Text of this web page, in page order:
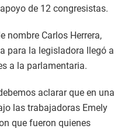
de 12 congresistas.
nombre Carlos Herrera,
para la legisladora llegó a
a la parlamentaria.
aclarar que en una
las trabajadoras Emely
que fueron quienes